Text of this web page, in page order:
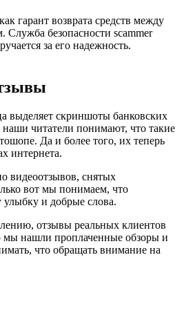
гарант возврата средств между
безопасности scammer
за его надежность.
выделяет скриншоты банковских
читатели понимают, что такие
Да и более того, их теперь
интернета.
видеоотзывов, снятых
вот мы понимаем, что
улыбку и добрые слова.
отзывы реальных клиентов
нашли проплаченные обзоры и
что обращать внимание на